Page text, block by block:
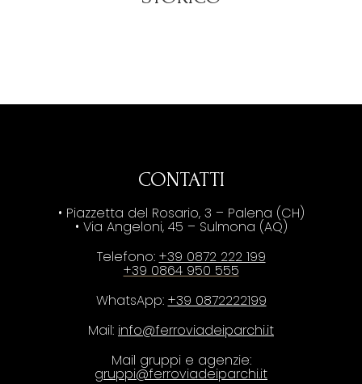
CONTATTI
• Piazzetta del Rosario, 3 – Palena (CH)
• Via Angeloni, 45 – Sulmona (AQ)
Telefono: +39 0872 222 199
+39 0864 950 555
WhatsApp: +39 0872222199
Mail: info@ferroviadeiparchi.it
Mail gruppi e agenzie:
gruppi@ferroviadeiparchi.it